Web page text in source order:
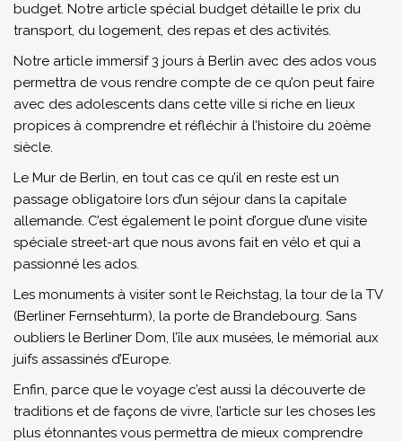
budget. Notre article spécial budget détaille le prix du
transport, du logement, des repas et des activités.
Notre article immersif 3 jours à Berlin avec des ados vous
permettra de vous rendre compte de ce qu’on peut faire
avec des adolescents dans cette ville si riche en lieux
propices à comprendre et réfléchir à l’histoire du 20ème
siècle.
Le Mur de Berlin, en tout cas ce qu’il en reste est un
passage obligatoire lors d’un séjour dans la capitale
allemande. C’est également le point d’orgue d’une visite
spéciale street-art que nous avons fait en vélo et qui a
passionné les ados.
Les monuments à visiter sont le Reichstag, la tour de la TV
(Berliner Fernsehturm), la porte de Brandebourg. Sans
oubliers le Berliner Dom, l’île aux musées, le mémorial aux
juifs assassinés d’Europe.
Enfin, parce que le voyage c’est aussi la découverte de
traditions et de façons de vivre, l’article sur les choses les
plus étonnantes vous permettra de mieux comprendre